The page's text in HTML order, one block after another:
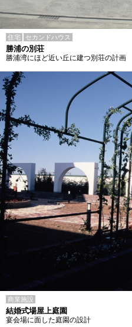
住宅 セカンドハウス
勝浦の別荘
勝浦湾にほど近い丘に建つ別荘の計画
商業施設
結婚式場屋上庭園
宴会場に面した庭園の設計